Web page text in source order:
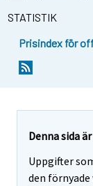
STATISTIK
Prisindex för
Denna sida
Uppgifter
den